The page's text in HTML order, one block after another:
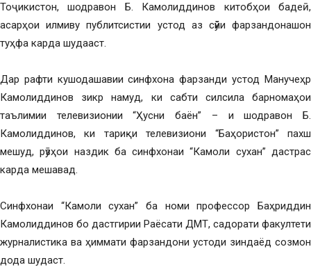
Тоҷикистон, шодравон Б. Камолиддинов китобҳои бадеӣ,
асарҳои илмиву публитсистии устод аз сӯйи фарзандонашон
туҳфа карда шудааст.
Дар рафти кушодашавии синфхона фарзанди устод Манучеҳр
Камолиддинов зикр намуд, ки сабти силсила барномаҳои
таълимии телевизионии “Ҳусни баён” – и шодравон Б.
Камолиддинов, ки тариқи телевизиони “Баҳористон” пахш
мешуд, рӯзҳои наздик ба синфхонаи “Камоли сухан” дастрас
карда мешавад.
Синфхонаи “Камоли сухан” ба номи профессор Баҳриддин
Камолиддинов бо дастгирии Раёсати ДМТ, садорати факултети
журналистика ва ҳиммати фарзандони устоди зиндаёд созмон
дода шудаст.